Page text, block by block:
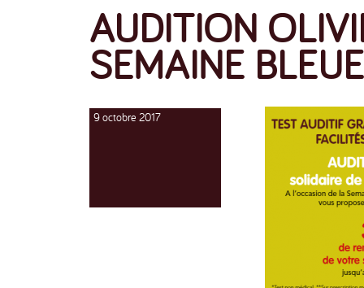
AUDITION
SEMAINE BLEUE
Publié
9 octobre 2017